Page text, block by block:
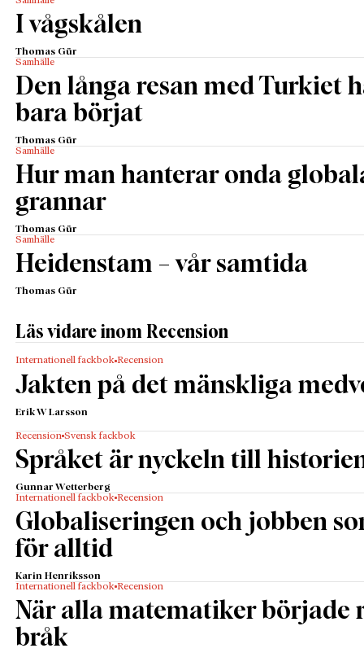
I vågskålen
Thomas Gür
Samhälle
Den långa resan med Turkiet
bara börjat
Thomas Gür
Samhälle
Hur man hanterar onda
grannar
Thomas Gür
Samhälle
Heidenstam – vår samtida
Thomas Gür
Läs vidare inom Recension
Internationell fackbok Recension
Jakten på det mänskliga
Erik W Larsson
Recension Svensk fackbok
Språket är nyckeln till
Gunnar Wetterberg
Internationell fackbok Recension
Globaliseringen och jobben
för alltid
Karin Henriksson
Internationell fackbok Recension
När alla matematiker började
bråk